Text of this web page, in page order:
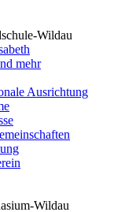
mehr
Ausrichtung